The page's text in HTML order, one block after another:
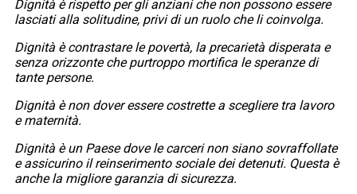
Dignità è rispetto per gli anziani che non possono essere
lasciati alla solitudine, privi di un ruolo che li coinvolga.
Dignità è contrastare le povertà, la precarietà disperata e
senza orizzonte che purtroppo mortifica le speranze di
tante persone.
Dignità è non dover essere costrette a scegliere tra lavoro
e maternità.
Dignità è un Paese dove le carceri non siano sovraffollate
e assicurino il reinserimento sociale dei detenuti. Questa è
anche la migliore garanzia di sicurezza.